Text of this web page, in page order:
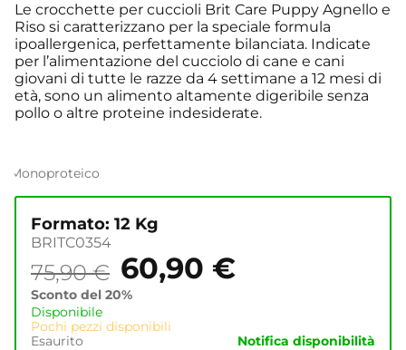
Le crocchette per cuccioli Brit Care Puppy Agnello e
Riso si caratterizzano per la speciale formula
ipoallergenica, perfettamente bilanciata. Indicate
per l’alimentazione del cucciolo di cane e cani
giovani di tutte le razze da 4 settimane a 12 mesi di
età, sono un alimento altamente digeribile senza
pollo o altre proteine indesiderate.
Monoproteico
Formato: 12 Kg
BRITC0354
75,90€ 60,90 €
Sconto del 20%
Disponibile
Pochi pezzi disponibili
Esaurito
Notifica disponibilità